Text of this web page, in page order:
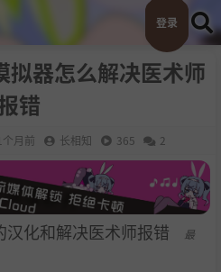
登录
拟器怎么解决医术师
错
个月前 长相知 365 2
化和解决医术师报错
最